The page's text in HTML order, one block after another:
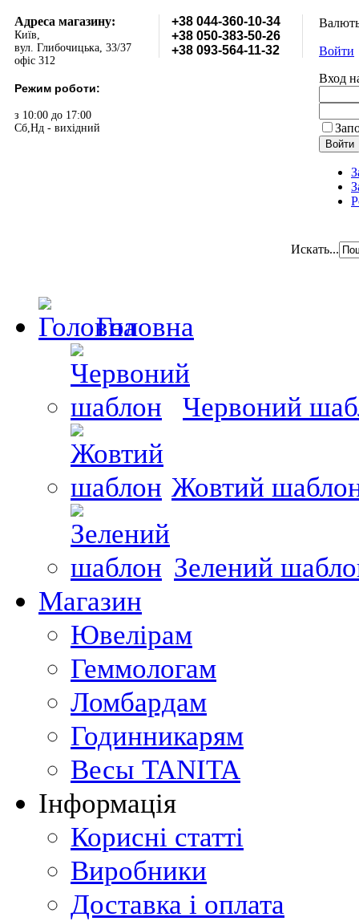
Адреса магазину:
Київ,
вул. Глибочицька, 33/37
офіс 312
Режим роботи:
з 10:00 до 17:00
Сб,Нд - вихідний
+38 044-360-10-34
+38 050-383-50-26
+38 093-564-11-32
Войти
Вход
Искать...
Головна
Червоний
Жовтий
Зелений
Магазин
Ювелірам
Геммологам
Ломбардам
Годинникарям
Весы TANITA
Інформація
Корисні статті
Виробники
Доставка і оплата